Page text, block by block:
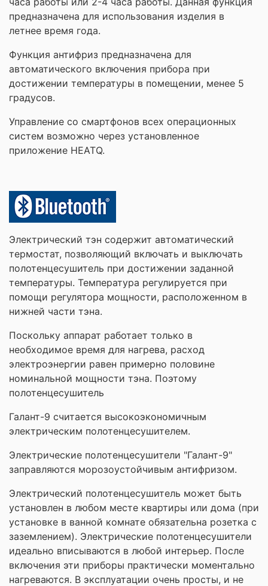
предназначена для использования изделия в
летнее время года.
Функция антифриз предназначена для
автоматического включения прибора при
достижении температуры в помещении, менее 5
градусов.
Управление со смартфонов всех операционных
систем возможно через установленное
приложение HEATQ.
Электрический тэн содержит автоматический
термостат, позволяющий включать и выключать
полотенцесушитель при достижении заданной
температуры. Температура регулируется при
помощи регулятора мощности, расположенном в
нижней части тэна.
Поскольку аппарат работает только в
необходимое время для нагрева, расход
электроэнергии равен примерно половине
номинальной мощности тэна. Поэтому
полотенцесушитель
Галант-9 считается высокоэкономичным
электрическим полотенцесушителем.
Электрические полотенцесушители "Галант-9"
заправляются морозоустойчивым антифризом.
Электрический полотенцесушитель может быть
установлен в любом месте квартиры или дома (при
установке в ванной комнате обязательна розетка с
заземлением). Электрические полотенцесушители
идеально вписываются в любой интерьер. После
включения эти приборы практически моментально
нагреваются. В эксплуатации очень просты, и не